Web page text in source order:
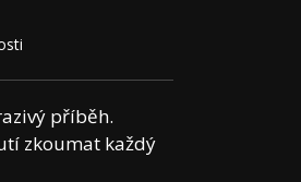
příběh.
zkoumat každý